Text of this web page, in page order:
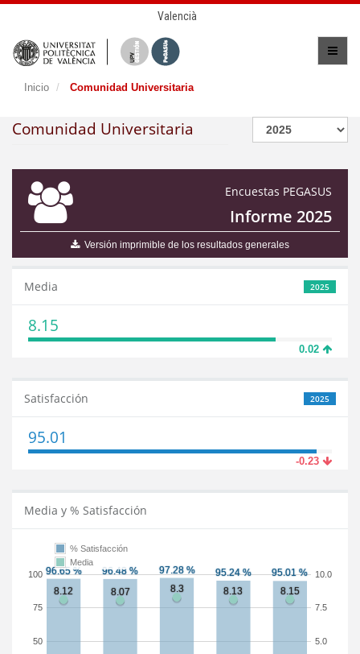
Valencià
Inicio Comunidad Universitaria
Comunidad Universitaria
Encuestas PEGASUS
Informe 2025
Versión imprimible de los resultados generales
2025
Media
8.15
0.02
2025
Satisfacción
95.01
-0.23
Media y % Satisfacción
50
75
100
5.0
7.5
10.0
% Satisfacción
Media